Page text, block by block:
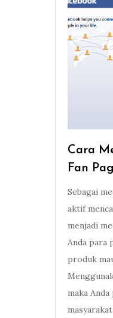
Cara
Fan
Sebagai
aktif
menjadi
Anda para
produk
maka